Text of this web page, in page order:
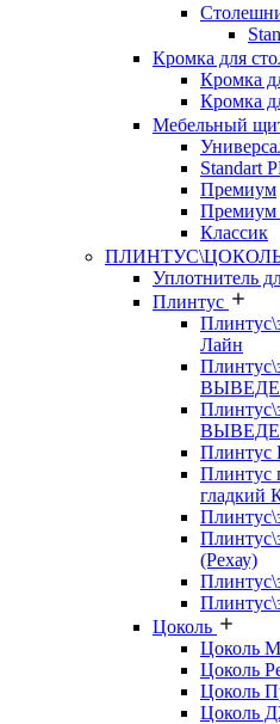
Кромка для
Кромка
Кромка
Мебельный
Standart
Премиум
Премиум
Классик
Уплотнитель
Плинтус
Лайн
Плинтус
Плинтус
гладкий
(Рехау)
Цоколь
Цоколь
Цоколь
Цоколь
Цоколь